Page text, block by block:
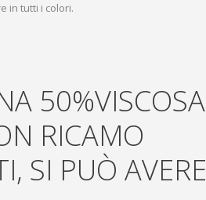
in tutti i colori.
50%VISCOSA
RICAMO
SI PUÒ AVERE